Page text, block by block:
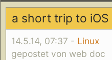
a short trip to iOS
14.5.14, 07:37 - Linux
gepostet von web doc